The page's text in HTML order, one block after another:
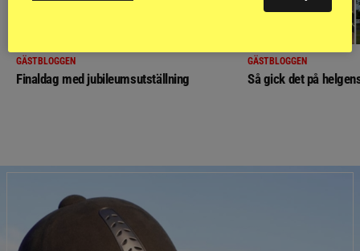
GÄSTBLOGGEN
Finaldag med jubileumsutställning
GÄSTBLOGGEN
Så gick det på